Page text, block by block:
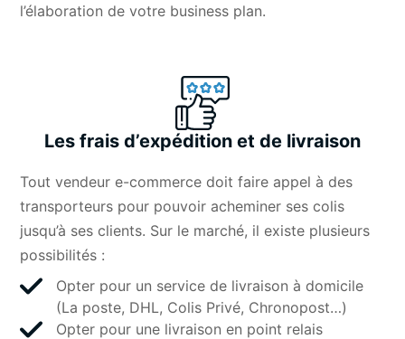
l’élaboration de votre business plan.
Les frais d’expédition et de livraison
Tout vendeur e-commerce doit faire appel à des
transporteurs pour pouvoir acheminer ses colis
jusqu’à ses clients. Sur le marché, il existe plusieurs
possibilités :
Opter pour un service de livraison à domicile
(La poste, DHL, Colis Privé, Chronopost…)
Opter pour une livraison en point relais